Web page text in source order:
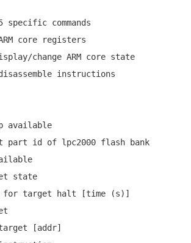
specific commands
core registers
change ARM core state
instructions
available
id of lpc2000 flash bank
state
for target halt [time (s)]
target [addr]